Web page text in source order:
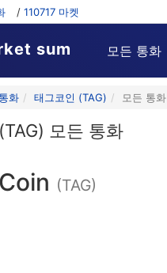
/ 110717 마켓
sum 모든 통화
화 태그코인 (TAG) 모든 통화
모든 통화
(TAG)